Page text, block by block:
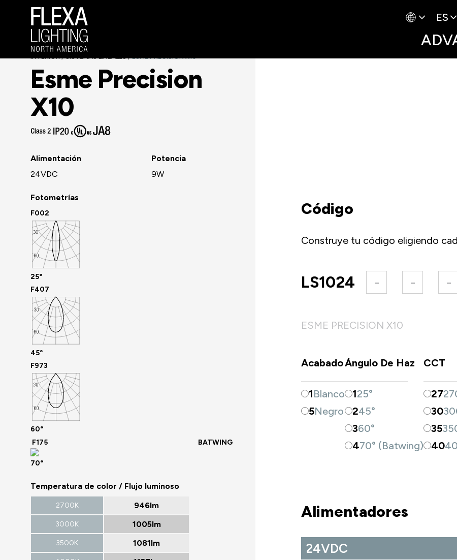
ES
INTERIOR/SISTEMAS LINEALES/ESME PRECISION X10
Esme Precision
X10
Alimentación
24VDC
Potencia
9W
Fotometrías
F002
25°
F407
45°
F973
60°
F175
BATWING
70°
Temperatura de color / Flujo luminoso
2700K 946lm
3000K 1005lm
3500K 1081lm
Código
Construye tu código eligiendo
LS1024 - - -
ESME PRECISION X10
Acabado
1Blanco
5Negro
Ángulo De Haz
125°
245°
360°
470° (Batwing)
CCT
27
30
35
40
Alimentadores
24VDC